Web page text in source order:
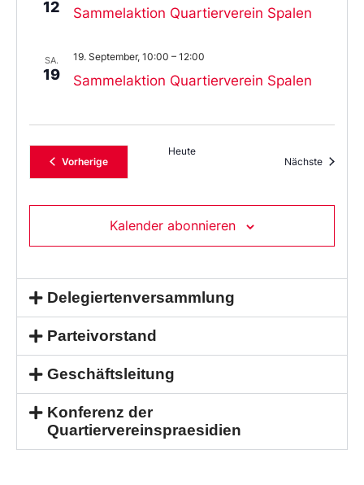
12 Sammelaktion Quartierverein Spalen
SA.
19 Sammelaktion Quartierverein Spalen
19. September, 10:00 – 12:00
VorherigeVeranstaltungen
Heute
Nächste
Kalender abonnieren
Delegiertenversammlung
Parteivorstand
Geschäftsleitung
Konferenz der
Quartiervereinspraesidien